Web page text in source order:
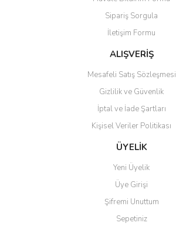
Ürün bilgilerinde hatalar bulunuyor.
Ürün fiyatı diğer sitelerden daha pahalı.
Bu ürüne benzer farklı alternatifler olmalı.
Gönder
Sipariş Sorgula
İletişim Formu
ALIŞVERİŞ
Mesafeli Satış Sözleşmesi
Gizlilik ve Güvenlik
İptal ve İade Şartları
Kişisel Veriler Politikası
ÜYELİK
Yeni Üyelik
Üye Girişi
Şifremi Unuttum
Sepetiniz